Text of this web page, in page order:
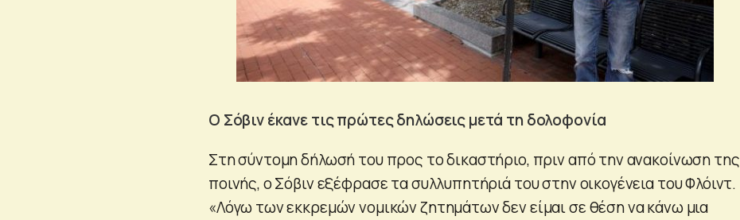
Ο Σόβιν έκανε τις πρώτες δηλώσεις μετά τη δολοφονία
Στη σύντομη δήλωσή του προς το δικαστήριο, πριν από την ανακοίνωση της
ποινής, ο Σόβιν εξέφρασε τα συλλυπητήριά του στην οικογένεια του Φλόιντ.
«Λόγω των εκκρεμών νομικών ζητημάτων δεν είμαι σε θέση να κάνω μια